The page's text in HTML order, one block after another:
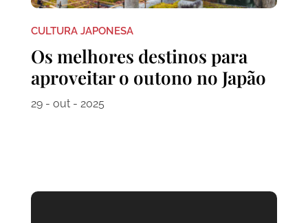
CULTURA JAPONESA
Os melhores destinos para
aproveitar o outono no Japão
29 - out - 2025